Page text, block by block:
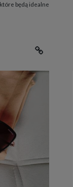
będą idealne